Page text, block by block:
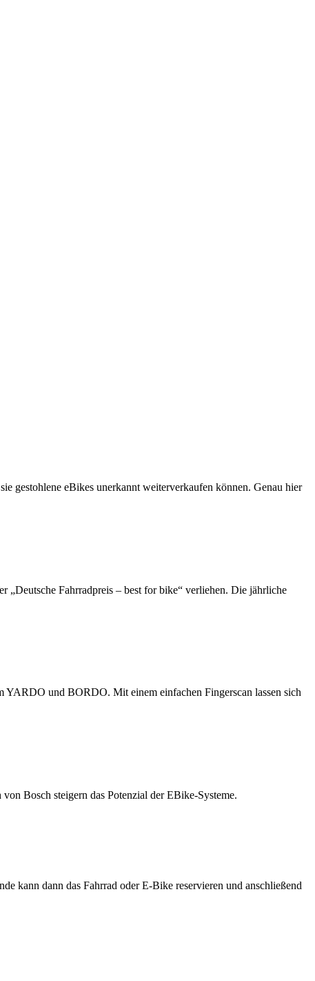
gestohlene eBikes unerkannt weiterverkaufen können. Genau hier
„Deutsche Fahrradpreis – best for bike“ verliehen. Die jährliche
YARDO und BORDO. Mit einem einfachen Fingerscan lassen sich
Bosch steigern das Potenzial der EBike-Systeme.
kann dann das Fahrrad oder E-Bike reservieren und anschließend